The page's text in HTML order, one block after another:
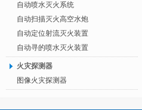
自动喷水灭火系统
自动扫描灭火高空水炮
自动定位射流灭火装置
自动寻的喷水灭火装置
火灾探测器
图像火灾探测器